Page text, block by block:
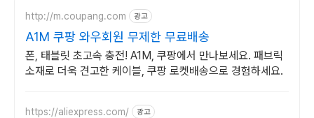
http://m.coupang.com 광고
A1M 쿠팡 와우회원 무제한 무료배송
폰, 태블릿 초고속 충전! A1M, 쿠팡에서 만나보세요. 패브릭
소재로 더욱 견고한 케이블, 쿠팡 로켓배송으로 경험하세요.
https://aliexpress.com/ 광고